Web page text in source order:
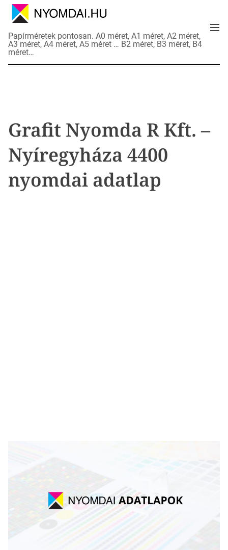
N
y
o
m
d
a
Papírméretek pontosan. A0 méret, A1 méret, A2 méret,
A3 méret, A4 méret, A5 méret … B2 méret, B3 méret, B4
méret…
M
Grafit Nyomda R Kft. –
Nyíregyháza 4400
nyomdai adatlap